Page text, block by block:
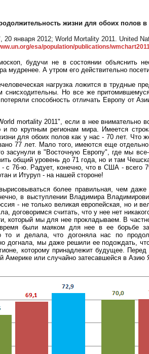
жизни для обоих полов в
января 2012; World Mortality 2011. United
esa/population/publications/
будучи не в состоянии объяснить
мудренее. А утром его действительно
нагрузка ложится в трудные
снисходительны. Но все же
способность отличать Европу от
mortality 2011", если в нее внимательно
по крупным регионам мира. Имеется
для обоих полов как у нас - 70 лет. Что
77 лет. Мало того, имеются еще
засунули в "Восточную Европу", где мы
общий уровень до 71 года, но и там
с 76-ю. Радует, конечно, что в США - всего
и Итуруп - на нашей стороне!
более правильная, чем
в выступлении Владимира
- не только великая европейская, но и
договоримся считать, что у нее нет
который мы для нее прокладываем. В
были маяком для нее в ее борьбе за
то и делала, что догоняла нас по
догнала, мы даже решили ее подождать,
которому принадлежит будущее.
Америке или случайно затесавшейся в Азию